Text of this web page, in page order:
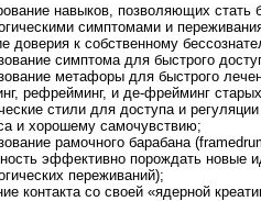
навыков, позволяющих стать
симптомами и
доверия к собственному
симптома для быстрого
метафоры для быстрого
рефрейминг, и де-фрейминг
стили для доступа и
и хорошему самочувствию;
рамочного барабана
эффективно порождать новые
переживаний);
контакта со своей «ядерной